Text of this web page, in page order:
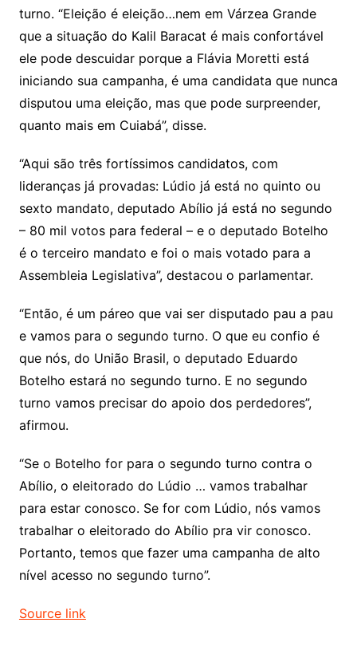
turno. “Eleição é eleição…nem em Várzea Grande
que a situação do Kalil Baracat é mais confortável
ele pode descuidar porque a Flávia Moretti está
iniciando sua campanha, é uma candidata que nunca
disputou uma eleição, mas que pode surpreender,
quanto mais em Cuiabá”, disse.
“Aqui são três fortíssimos candidatos, com
lideranças já provadas: Lúdio já está no quinto ou
sexto mandato, deputado Abílio já está no segundo
– 80 mil votos para federal – e o deputado Botelho
é o terceiro mandato e foi o mais votado para a
Assembleia Legislativa”, destacou o parlamentar.
“Então, é um páreo que vai ser disputado pau a pau
e vamos para o segundo turno. O que eu confio é
que nós, do União Brasil, o deputado Eduardo
Botelho estará no segundo turno. E no segundo
turno vamos precisar do apoio dos perdedores”,
afirmou.
“Se o Botelho for para o segundo turno contra o
Abílio, o eleitorado do Lúdio … vamos trabalhar
para estar conosco. Se for com Lúdio, nós vamos
trabalhar o eleitorado do Abílio pra vir conosco.
Portanto, temos que fazer uma campanha de alto
nível acesso no segundo turno”.
Source link